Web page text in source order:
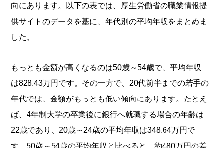
向にあります。以下の表では、厚生労働省の職業情報提
供サイトのデータを基に、年代別の平均年収をまとめま
した。
もっとも金額が高くなるのは50歳～54歳で、平均年収
は828.43万円です。その一方で、20代前半までの若手の
年代では、金額がもっとも低い傾向にあります。たとえ
ば、4年制大学の卒業後に銀行へ就職する場合の年齢は
22歳であり、20歳～24歳の平均年収は348.64万円で
す。50歳～54歳の平均年収と比べると、約480万円の差